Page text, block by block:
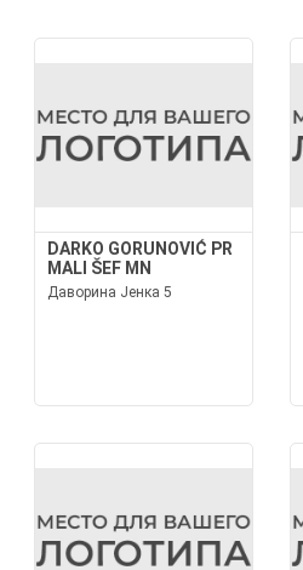
DARKO GORUNOVIĆ PR
MALI ŠEF MN
Даворина Јенка 5